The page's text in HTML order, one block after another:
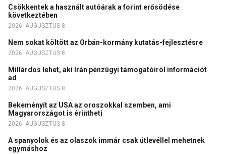
Csökkentek a használt autóárak a forint erősödése
következtében
2026. AUGUSZTUS 8.
Nem sokat költött az Orbán-kormány kutatás-fejlesztésre
2026. AUGUSZTUS 8.
Millárdos lehet, aki Irán pénzügyi támogatóiról információt
ad
2026. AUGUSZTUS 8.
Bekeményít az USA az oroszokkal szemben, ami
Magyarországot is érintheti
2026. AUGUSZTUS 8.
A spanyolok és az olaszok immár csak útlevéllel mehetnek
egymáshoz